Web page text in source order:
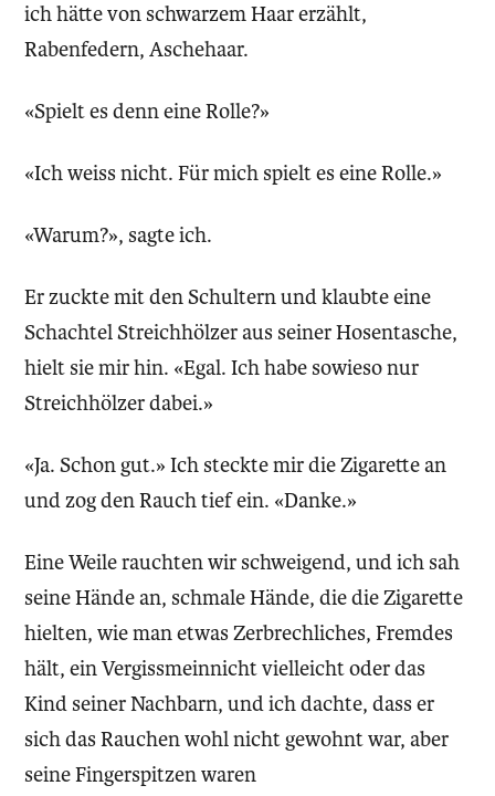
ich hätte von schwarzem Haar erzählt,
Rabenfedern, Aschehaar.
«Spielt es denn eine Rolle?»
«Ich weiss nicht. Für mich spielt es eine Rolle.»
«Warum?», sagte ich.
Er zuckte mit den Schultern und klaubte eine
Schachtel Streichhölzer aus seiner Hosentasche,
hielt sie mir hin. «Egal. Ich habe sowieso nur
Streichhölzer dabei.»
«Ja. Schon gut.» Ich steckte mir die Zigarette an
und zog den Rauch tief ein. «Danke.»
Eine Weile rauchten wir schweigend, und ich sah
seine Hände an, schmale Hände, die die Zigarette
hielten, wie man etwas Zerbrechliches, Fremdes
hält, ein Vergissmeinnicht vielleicht oder das
Kind seiner Nachbarn, und ich dachte, dass er
sich das Rauchen wohl nicht gewohnt war, aber
seine Fingerspitzen waren